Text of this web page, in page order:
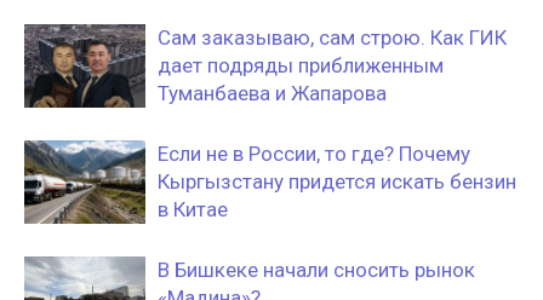
Сам заказываю, сам строю. Как ГИК
дает подряды приближенным
Туманбаева и Жапарова
Если не в России, то где? Почему
Кыргызстану придется искать бензин
в Китае
В Бишкеке начали сносить рынок